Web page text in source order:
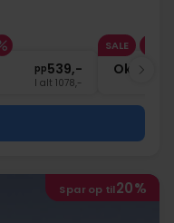
pp539,-
I alt 1078,-
SALE
Okt
Spar op til20%